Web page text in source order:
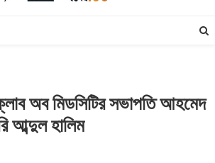
অব মিডসিটির সভাপতি আহমেদ
আব্দুল হালিম